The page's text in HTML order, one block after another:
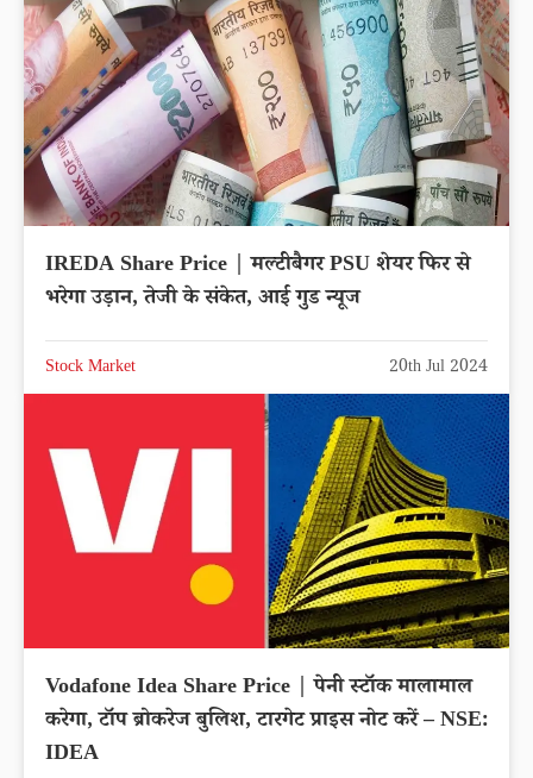
IREDA Share Price | मल्टीबैगर PSU शेयर फिर से
भरेगा उड़ान, तेजी के संकेत, आई गुड न्यूज
Stock Market 20th Jul 2024
Vodafone Idea Share Price | पेनी स्टॉक मालामाल
करेगा, टॉप ब्रोकरेज बुलिश, टारगेट प्राइस नोट करें – NSE:
IDEA